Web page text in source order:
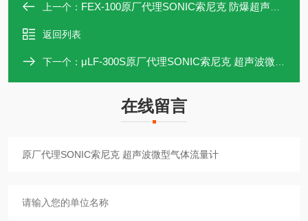
上一个： FEX-100原厂代理SONIC索尼克 防爆超声波气体流量计
返回列表
下一个： μLF-300S原厂代理SONIC索尼克 超声波微量液体流量计
在线留言